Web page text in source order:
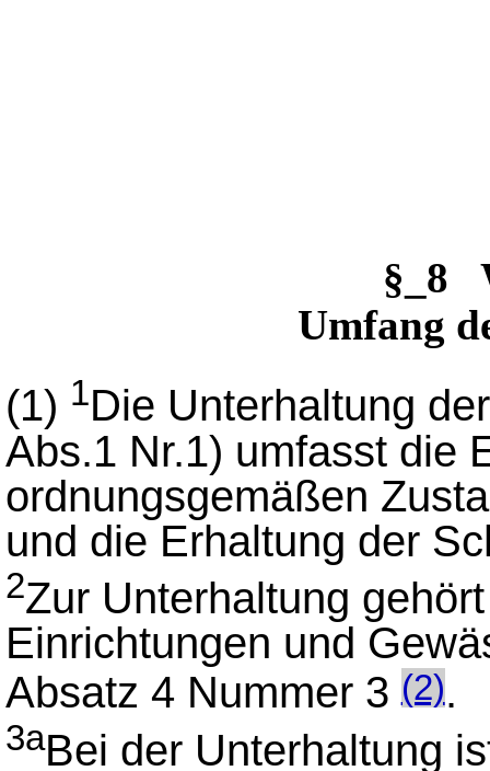
§_8
Umfang
(1) 1Die Unterhaltung
Abs.1 Nr.1) umfasst die
ordnungsgemäßen
und die Erhaltung der
2Zur Unterhaltung
Einrichtungen und
Absatz 4 Nummer 3(2).
3aBei der Unterhaltung